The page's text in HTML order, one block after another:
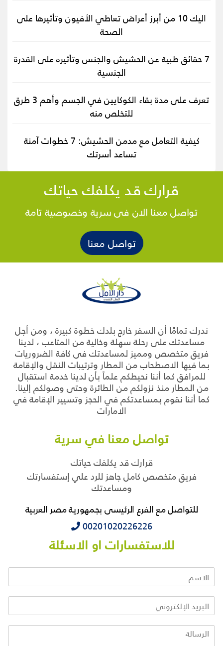
اليك 10 من أبرز أعراض تعاطي الأفيون وتأثيرها على
الصحة
7 حقائق طبية عن الحشيش والجنس وتأثيره على القدرة
الجنسية
تعرف على مدة بقاء الكوكايين في الجسم وأهم 3 طرق
للتخلص منه
كيفية التعامل مع مدمن الحشيش: 7 خطوات آمنة
تساعد أسرتك
قرارك قد يكلفك حياتك
تواصل معنا الان فى سرية وخصوصية تامة
تواصل معنا
ندرك تمامًا أن السفر خارج بلدك خطوة كبيرة ، ومن أجل
مساعدتك على رحلة سهلة وخالية من المتاعب ، لدينا
فريق متخصص ومميز لمساعدتك فى كافة الضروريات
بما فيها الاصطحاب من المطار وترتيبات النقل والإقامة
للمرافق كما أننا نحيطكم علماً بأن لدينا خدمة استقبال
من المطار منذ نزولكم من الطائرة وحتى وصولكم إلينا.
كما أننا نقوم بمساعدتكم في الحجز وتسيير الإقامة في
الامارات
تواصل معنا في سرية
قرارك قد يكلفك حياتك
فريق متخصص كامل جاهز للرد علي إستفسارتك
ومساعدتك
للتواصل مع الفرع الرئيسى بجمهورية مصر العربية
‭‭‭00201020226226
للاستفسارات او الاسئلة